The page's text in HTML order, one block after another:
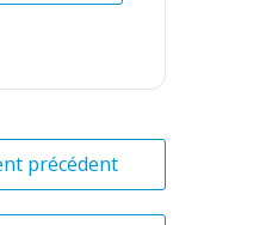
précédent